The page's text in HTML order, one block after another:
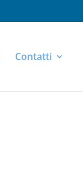
Contatti